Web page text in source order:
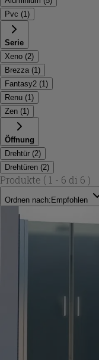
Pvc (1 )
Serie
Xeno (2)
Brezza (1 )
Fantasy2 (1 )
Renu (1 )
Zen (1 )
Öffnung
Drehtür (2)
Drehtüren (2)
Produkte ( 1 - 6 di 6 )
Ordnen nach: Empfohlen